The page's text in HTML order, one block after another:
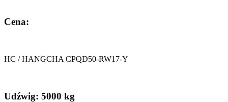
Cena:
HC / HANGCHA CPQD50-RW17-Y
Udźwig: 5000 kg